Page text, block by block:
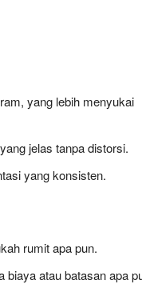
yang lebih menyukai
jelas tanpa distorsi.
yang konsisten.
rumit apa pun.
biaya atau batasan apa